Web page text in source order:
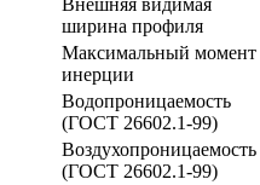
Внешняя видимая
ширина профиля
Максимальный момент
инерции
Водопроницаемость
(ГОСТ 26602.1-99)
Воздухопроницаемость
(ГОСТ 26602.1-99)